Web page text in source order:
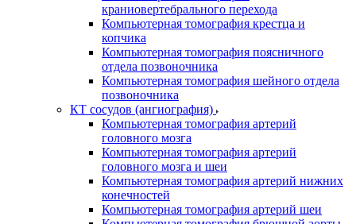
краниовертебрального перехода
Компьютерная томография крестца и
копчика
Компьютерная томография поясничного
отдела позвоночника
Компьютерная томография шейного отдела
позвоночника
КТ сосудов (ангиография)
Компьютерная томография артерий
головного мозга
Компьютерная томография артерий
головного мозга и шеи
Компьютерная томография артерий нижних
конечностей
Компьютерная томография артерий шеи